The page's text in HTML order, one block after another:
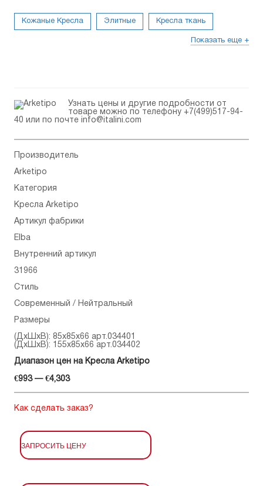
Кожаные Кресла Элитные Кресла ткань
Для дома
Показать еще +
Узнать цены и другие подробности от
товаре можно по телефону +7(499)517-94-
40 или по почте info@italini.com
Производитель
Arketipo
Категория
Кресла Arketipo
Артикул фабрики
Elba
Внутренний артикул
31966
Стиль
Современный / Нейтральный
Размеры
(ДхШхВ): 85x85x66 арт.034401
(ДхШхВ): 155x85x66 арт.034402
Диапазон цен на Кресла Arketipo
€993 — €4,303
Как сделать заказ?
ЗАПРОСИТЬ ЦЕНУ